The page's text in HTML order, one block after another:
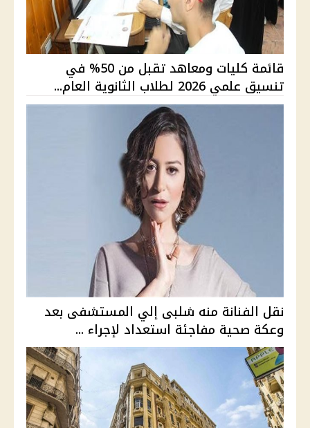
قائمة كليات ومعاهد تقبل من 50% في
تنسيق علمي 2026 لطلاب الثانوية العام...
نقل الفنانة منه شلبى إلي المستشفى بعد
وعكة صحية مفاجئة استعداد لإجراء ...